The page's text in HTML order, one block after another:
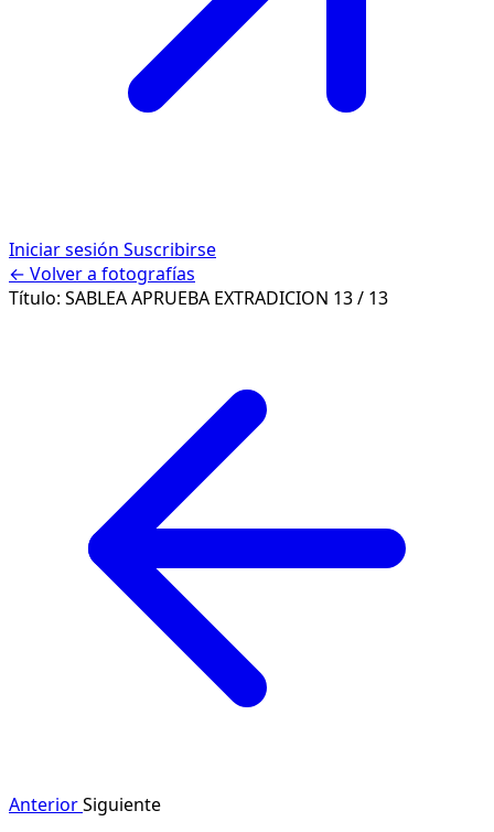
Iniciar sesión Suscribirse
← Volver a fotografías
Título: SABLEA APRUEBA EXTRADICION 13 / 13
AnteriorSiguiente